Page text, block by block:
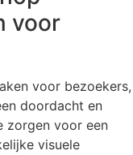
voor
voor bezoekers,
doordacht en
zorgen voor een
visuele